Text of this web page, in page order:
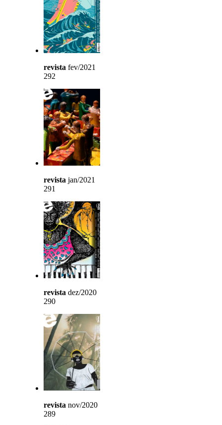
revista fev/2021
292
revista jan/2021
291
revista dez/2020
290
revista nov/2020
289